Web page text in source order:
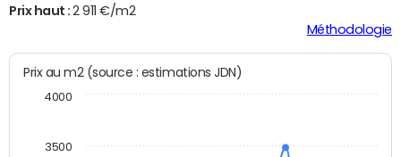
Prix haut :2 911 €/m2
Méthodologie
Prix au m2 (source : estimations JDN)
3500
4000